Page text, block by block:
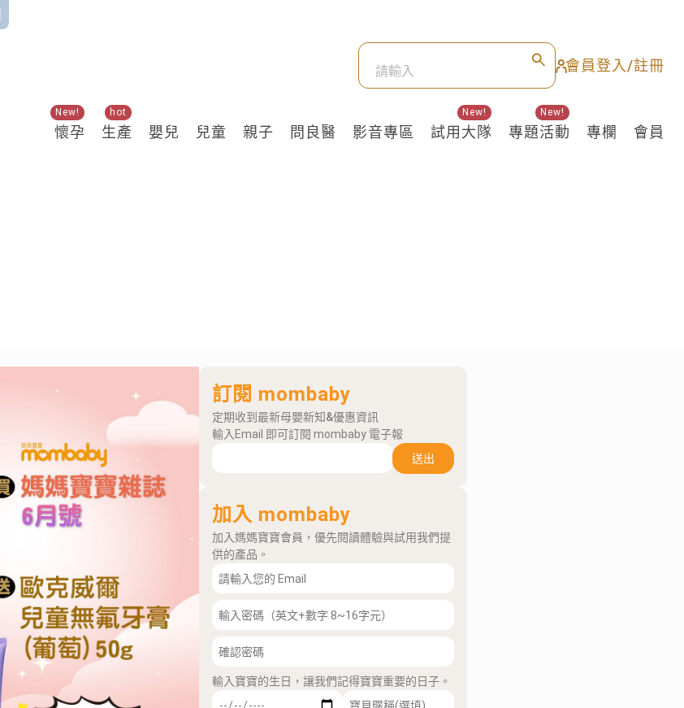
會員登入/註冊
懷孕
New!
生產
hot
嬰兒 兒童 親子 問良醫 影音專區 試用大隊
New!
專題活動
New!
專欄 會員
關鍵熱搜
訂閱 mombaby
定期收到最新母嬰新知&優惠資訊
輸入Email 即可訂閱 mombaby 電子報
送出
加入 mombaby
加入媽媽寶寶會員，優先閱讀體驗與試用我們提
供的產品。
輸入寶寶的生日，讓我們記得寶寶重要的日子。